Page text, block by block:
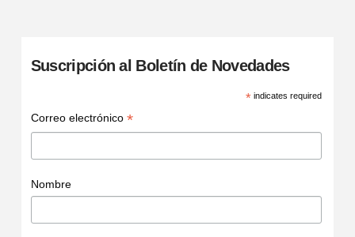
Suscripción al Boletín de Novedades
*indicates required
Correo electrónico *
Nombre